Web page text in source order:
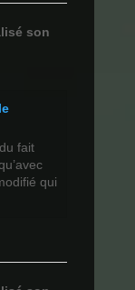
son
fait
qui